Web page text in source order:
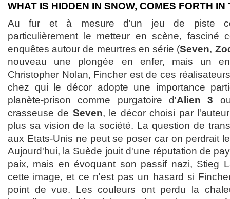
WHAT IS HIDDEN IN SNOW, COMES FORTH IN
Au fur et à mesure d'un jeu de piste
particulièrement le metteur en scène, fasciné
enquêtes autour de meurtres en série (Seven,
nouveau une plongée en enfer, mais un
Christopher Nolan, Fincher est de ces
chez qui le décor adopte une importance
planète-prison comme purgatoire d'Alien 3
crasseuse de Seven, le décor choisi par
plus sa vision de la société. La question de
aux Etats-Unis ne peut se poser car on perdrait
Aujourd'hui, la Suède jouit d'une réputation de
paix, mais en évoquant son passif nazi, Stieg
cette image, et ce n'est pas un hasard si
point de vue. Les couleurs ont perdu la